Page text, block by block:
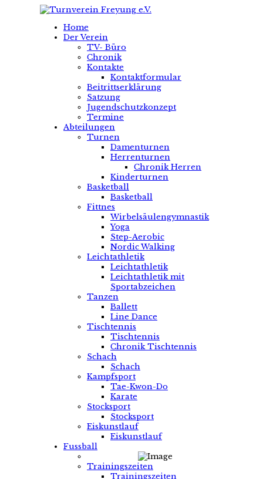
Home
Der Verein
TV- Büro
Chronik
Kontakte
Kontaktformular
Beitrittserklärung
Satzung
Jugendschutzkonzept
Termine
Abteilungen
Turnen
Damenturnen
Herrenturnen
Chronik Herren
Kinderturnen
Basketball
Basketball
Fittnes
Wirbelsäulengymnastik
Yoga
Step-Aerobic
Nordic Walking
Leichtathletik
Leichtathletik
Leichtathletik mit
Sportabzeichen
Tanzen
Ballett
Line Dance
Tischtennis
Tischtennis
Chronik Tischtennis
Schach
Schach
Kampfsport
Tae-Kwon-Do
Karate
Stocksport
Stocksport
Eiskunstlauf
Eiskunstlauf
Fussball
Trainingszeiten
Trainingszeiten